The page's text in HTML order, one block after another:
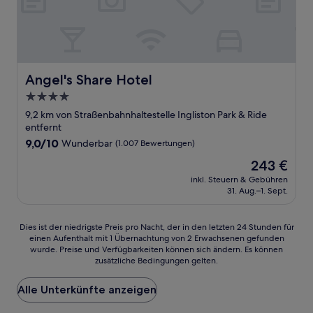
Angel's Share Hotel
Angel's Share Hotel
4.0-
Sterne-
Unterkunft
9,2 km von Straßenbahnhaltestelle Ingliston Park & Ride
entfernt
9.0
9,0/10 Wunderbar (1.007 Bewertungen)
Der
Preis
beträgt
243 €
inkl. Steuern & Gebühren
31. Aug.–1. Sept.
Dies
der
Preis
pro
Nacht,
Dies ist der niedrigste Preis pro Nacht, der in den letzten 24 Stunden für
einen Aufenthalt mit 1 Übernachtung von 2 Erwachsenen gefunden
wurde. Preise und Verfügbarkeiten können sich ändern. Es können
zusätzliche Bedingungen gelten.
Alle Unterkünfte anzeigen